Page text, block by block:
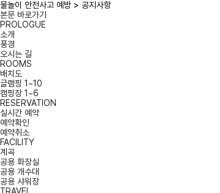
물놀이 안전사고 예방 > 공지사항
본문 바로가기
PROLOGUE
소개
풍경
오시는 길
ROOMS
배치도
글램핑 1~10
캠핑장 1~6
RESERVATION
실시간 예약
예약확인
예약취소
FACILITY
계곡
공용 화장실
공용 개수대
공용 샤워장